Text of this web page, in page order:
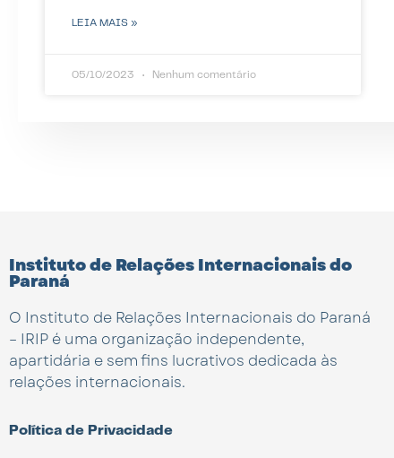
LEIA MAIS »
05/10/2023 Nenhum comentário
Instituto de Relações Internacionais do
Paraná
O Instituto de Relações Internacionais do Paraná
– IRIP é uma organização independente,
apartidária e sem fins lucrativos dedicada às
relações internacionais.
Política de Privacidade